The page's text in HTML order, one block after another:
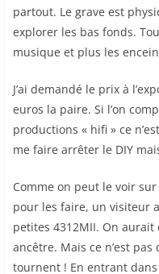
partout. Le grave est
explorer les bas fonds.
musique et plus les
J’ai demandé le prix à
euros la paire. Si l’on
productions « hifi » ce
me faire arrêter le DIY
Comme on peut le voir
pour les faire, un visiteur
petites 4312MII. On
ancêtre. Mais ce n’est pas
tournent ! En entrant